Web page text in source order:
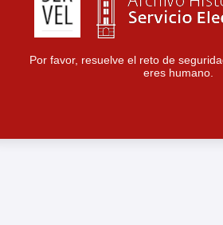
Por favor, resuelve el reto de
eres humano.